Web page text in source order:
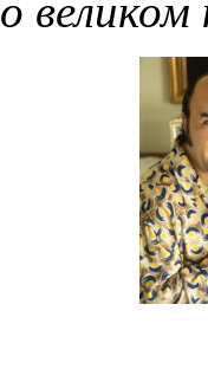
великом